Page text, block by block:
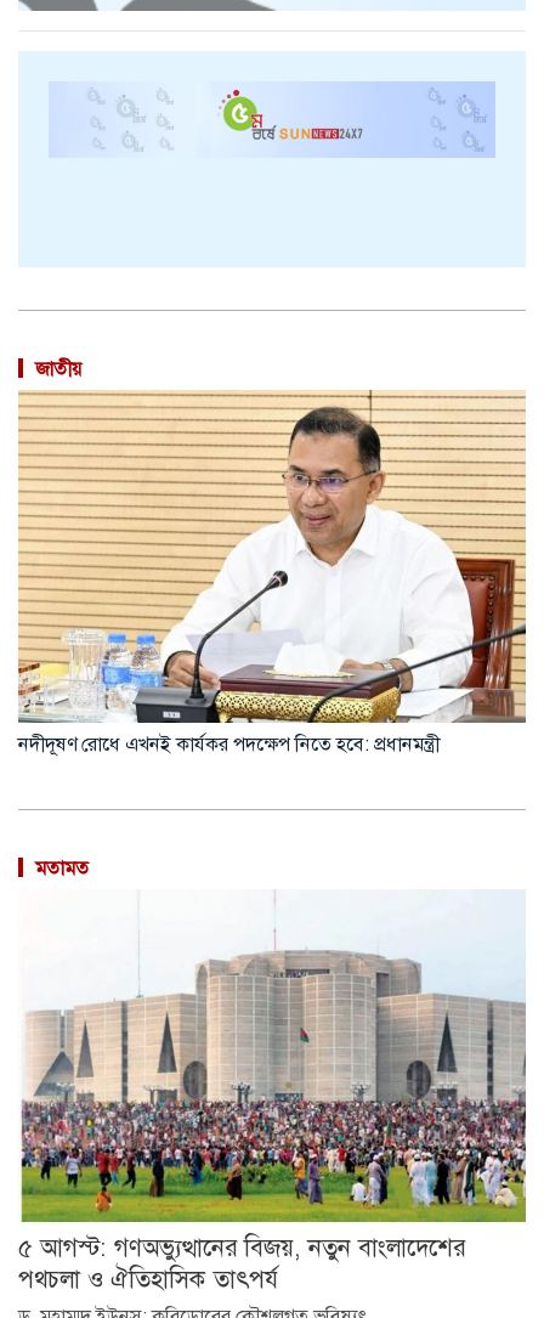
জাতীয়
নদীদূষণ রোধে এখনই কার্যকর পদক্ষেপ নিতে হবে: প্রধানমন্ত্রী
মতামত
৫ আগস্ট: গণঅভ্যুত্থানের বিজয়, নতুন বাংলাদেশের
পথচলা ও ঐতিহাসিক তাৎপর্য